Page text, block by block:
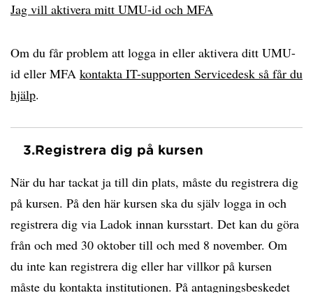
Jag vill aktivera mitt UMU-id och MFA
Om du får problem att logga in eller aktivera ditt UMU-
id eller MFA kontakta IT-supporten Servicedesk så får du
hjälp.
3.Registrera dig på kursen
När du har tackat ja till din plats, måste du registrera dig
på kursen. På den här kursen ska du själv logga in och
registrera dig via Ladok innan kursstart. Det kan du göra
från och med 30 oktober till och med 8 november. Om
du inte kan registrera dig eller har villkor på kursen
måste du kontakta institutionen. På antagningsbeskedet